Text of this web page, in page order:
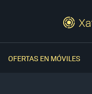
OFERTAS EN MÓVILES